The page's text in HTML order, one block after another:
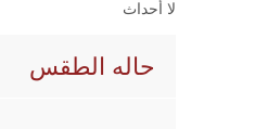
لا أحداث
حاله الطقس